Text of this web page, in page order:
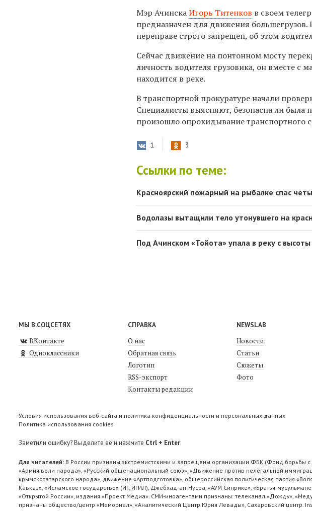
Мэр АчинскаИгорь Титенков в своем
предназначен для движения
переправе строго запрещен, об этом
Сейчас движение на понтонном мосту
личность водителя грузовика, он вместе с
находится в реке.
В транспортной прокуратуре начали
Специалисты выясняют, безопасна ли была
произошло опрокидывание транспортного
1 3
Ссылки по теме:
Красноярский пожарный на рыбалке спас
Водолазы вытащили тело утонувшего на
Под Ачинском «Тойота» упала в реку с
МЫ В СОЦСЕТЯХ
ВКонтакте
Одноклассники
СПРАВКА
О нас
Обратная связь
Логотип
RSS-экспорт
Контакты редакции
NEWSLAB
Новости
Статьи
Сюжеты
Фото
Условия использования веб-сайта и политика конфиденциальности и персональных данных
Политика использования cookies
Заметили ошибку? Выделите её и нажмите Ctrl + Enter.
Для читателей: В России признаны экстремистскими и запрещены организации ФБК (Фонд борьбы
«Армия воли народа», «Русский общенациональный союз», «Движение против нелегальной
крымскотатарского народа», движение «Артподготовка», общероссийская политическая партия
Кавказ», «Исламское государство» (ИГ, ИГИЛ), Джебхад-ан-Нусра, «АУМ Синрике», «Братья-
«Открытой России», издания «Проект Медиа». СМИ-иноагентами признаны: телеканал «Дождь»,
признаны общество/центр «Мемориал», «Аналитический Центр Юрия Левады», Сахаровский центр.